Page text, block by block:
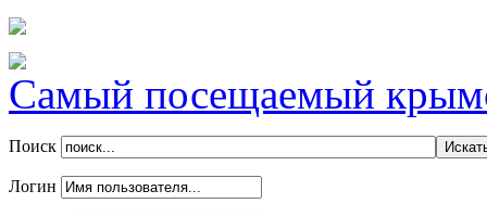
Самый посещаемый
Поиск
Логин